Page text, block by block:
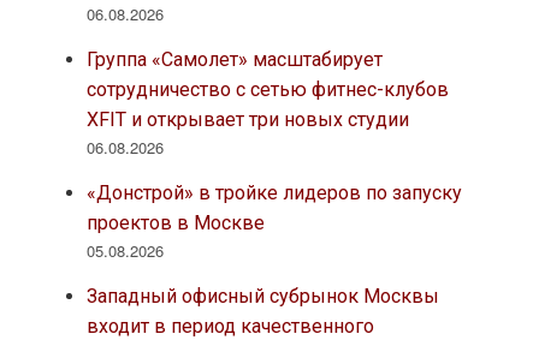
06.08.2026
Группа «Самолет» масштабирует
сотрудничество с сетью фитнес-клубов
XFIT и открывает три новых студии
06.08.2026
«Донстрой» в тройке лидеров по запуску
проектов в Москве
05.08.2026
Западный офисный субрынок Москвы
входит в период качественного